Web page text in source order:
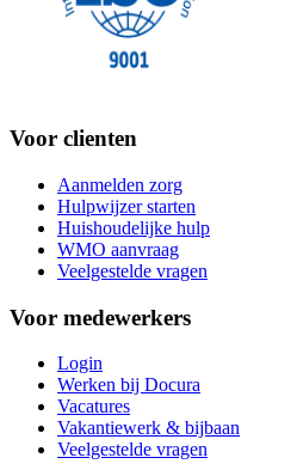
Voor clienten
Aanmelden zorg
Hulpwijzer starten
Huishoudelijke hulp
WMO aanvraag
Veelgestelde vragen
Voor medewerkers
Login
Werken bij Docura
Vacatures
Vakantiewerk & bijbaan
Veelgestelde vragen